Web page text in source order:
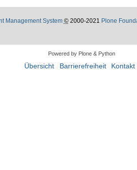
Management System ©2000-2021 Plone
Powered by Plone & Python
Übersicht Barrierefreiheit Kontakt